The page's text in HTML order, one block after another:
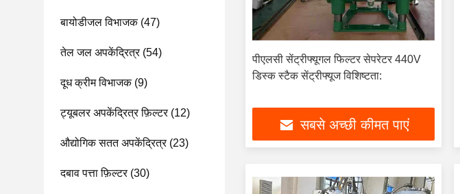
बायोडीजल विभाजक(47)
तेल जल अपकेंद्रित्र(54)
दूध क्रीम विभाजक(9)
ट्यूबलर अपकेंद्रित्र फ़िल्टर(12)
औद्योगिक सतत अपकेंद्रित्र(23)
दबाव पत्ता फ़िल्टर(30)
पीएलसी सेंट्रीफ्यूगल फिल्टर सेपरेटर 440V
डिस्क स्टैक सेंट्रीफ्यूज विशिष्टता:
सबसे अच्छी कीमत पाएं